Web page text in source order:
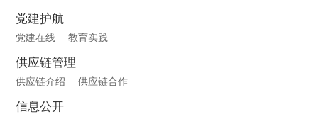
党建护航
党建在线 教育实践
供应链管理
供应链介绍 供应链合作
信息公开